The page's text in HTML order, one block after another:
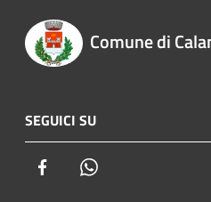
Comune di
SEGUICI SU
Facebook